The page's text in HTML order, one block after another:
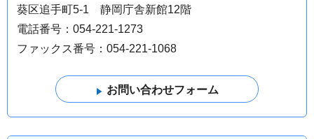
葵区追手町5-1 静岡庁舎新館12階
電話番号：054-221-1273
ファックス番号：054-221-1068